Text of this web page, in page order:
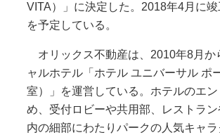
VITA）」に決定した。2018年4月に
を予定している。
オリックス不動産は、2010年8月か
ャルホテル「ホテル ユニバーサル ポ
室）」を運営している。ホテルのエ
め、受付ロビーや共用部、レストラ
内の細部にわたりパークの人気キャ